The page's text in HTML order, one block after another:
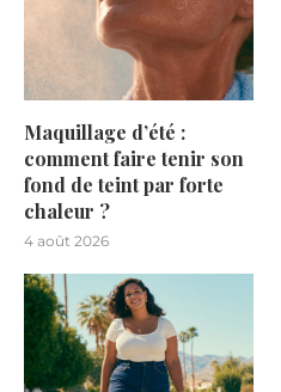
Maquillage d’été :
comment faire tenir son
fond de teint par forte
chaleur ?
4 août 2026